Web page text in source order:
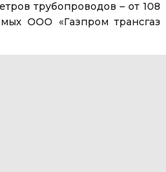
трубопроводов – от 108
ООО «Газпром трансгаз